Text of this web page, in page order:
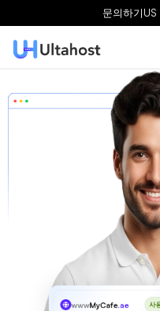
문의하기
wwwMyCafe.ae 사